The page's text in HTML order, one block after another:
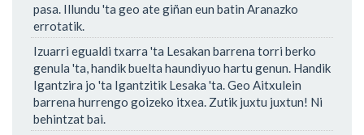
pasa. Illundu 'ta geo ate giñan eun batin Aranazko
errotatik.
Izuarri egualdi txarra 'ta Lesakan barrena torri berko
genula 'ta, handik buelta haundiyuo hartu genun. Handik
Igantzira jo 'ta Igantzitik Lesaka 'ta. Geo Aitxulein
barrena hurrengo goizeko itxea. Zutik juxtu juxtun! Ni
behintzat bai.